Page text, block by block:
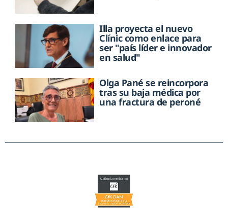
Illa proyecta el nuevo
Clínic como enlace para
ser "país líder e innovador
en salud"
Olga Pané se reincorpora
tras su baja médica por
una fractura de peroné